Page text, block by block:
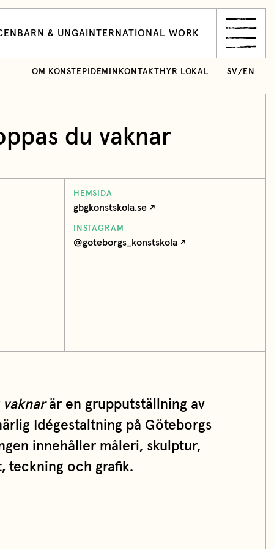
BARN & UNGA INTERNATIONAL WORK
OM KONSTEPIDEMIN KONTAKT HYR LOKAL SV/ EN
du vaknar
HEMSIDA
gbgkonstskola.se
INSTAGRAM
@goteborgs_konstskola
är en grupputställning av
Idégestaltning på Göteborgs
innehåller måleri, skulptur,
teckning och grafik.